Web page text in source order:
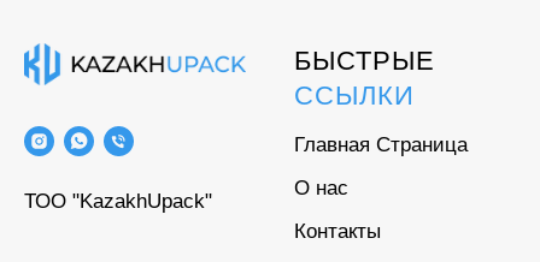
ТОО "KazakhUpack"
БЫСТРЫЕ
ССЫЛКИ
Главная Страница
О нас
Контакты